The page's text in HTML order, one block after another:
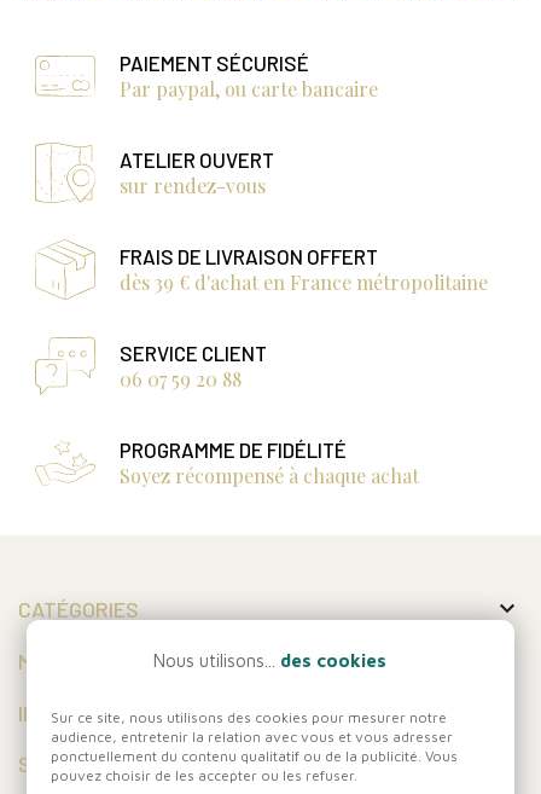
PAIEMENT SÉCURISÉ
Par paypal, ou carte bancaire
ATELIER OUVERT
sur rendez-vous
FRAIS DE LIVRAISON OFFERT
dès 39 € d'achat en France métropolitaine
SERVICE CLIENT
06 07 59 20 88
PROGRAMME DE FIDÉLITÉ
Soyez récompensé à chaque achat
CATÉGORIES 
MON COMPTE
INFORMATIONS
SUIVEZ-NOUS
Nous utilisons... des cookies
Sur ce site, nous utilisons des cookies pour mesurer notre
audience, entretenir la relation avec vous et vous adresser
ponctuellement du contenu qualitatif ou de la publicité. Vous
pouvez choisir de les accepter ou les refuser.